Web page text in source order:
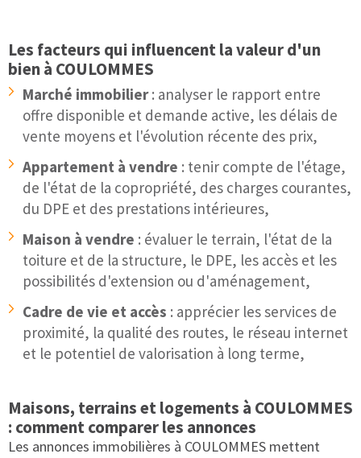
Les facteurs qui influencent la valeur d'un
bien à COULOMMES
Marché immobilier: analyser le rapport entre
offre disponible et demande active, les délais de
vente moyens et l'évolution récente des prix,
Appartement à vendre : tenir compte de l'étage,
de l'état de la copropriété, des charges courantes,
du DPE et des prestations intérieures,
Maison à vendre : évaluer le terrain, l'état de la
toiture et de la structure, le DPE, les accès et les
possibilités d'extension ou d'aménagement,
Cadre de vie et accès : apprécier les services de
proximité, la qualité des routes, le réseau internet
et le potentiel de valorisation à long terme,
Maisons, terrains et logements à COULOMMES
: comment comparer les annonces
Les annonces immobilières à COULOMMES mettent